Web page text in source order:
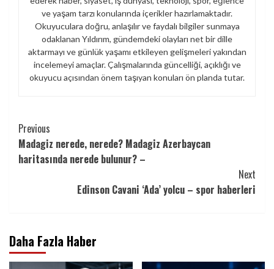
ve yaşam tarzı konularında içerikler hazırlamaktadır.
Okuyuculara doğru, anlaşılır ve faydalı bilgiler sunmaya
odaklanan Yıldırım, gündemdeki olayları net bir dille
aktarmayı ve günlük yaşamı etkileyen gelişmeleri yakından
incelemeyi amaçlar. Çalışmalarında güncelliği, açıklığı ve
okuyucu açısından önem taşıyan konuları ön planda tutar.
Continue
Reading
Previous
Madagiz nerede, nerede? Madagiz Azerbaycan
haritasında nerede bulunur? –
Next
Edinson Cavani ‘Ada’ yolcu – spor haberleri
Daha Fazla Haber